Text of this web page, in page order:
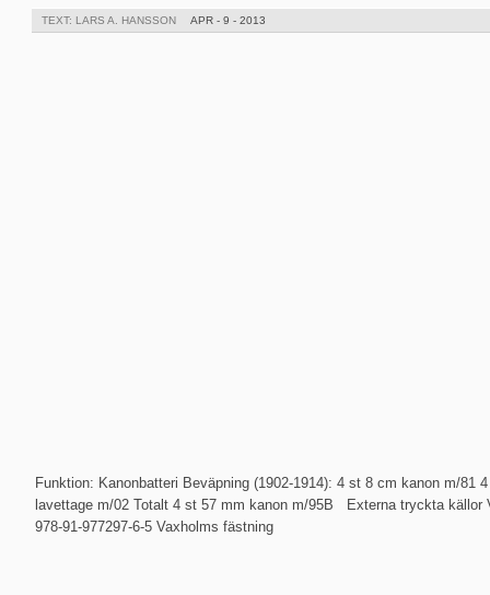
TEXT: LARS A. HANSSON APR - 9 - 2013
Funktion: Kanonbatteri Beväpning (1902-1914): 4 st 8 cm kanon m/81
lavettage m/02 Totalt 4 st 57 mm kanon m/95B Externa tryckta källor
978-91-977297-6-5 Vaxholms fästning